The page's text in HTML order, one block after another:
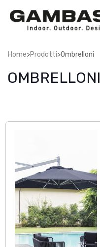
Home>Prodotti>Ombrelloni
OMBRELLONI